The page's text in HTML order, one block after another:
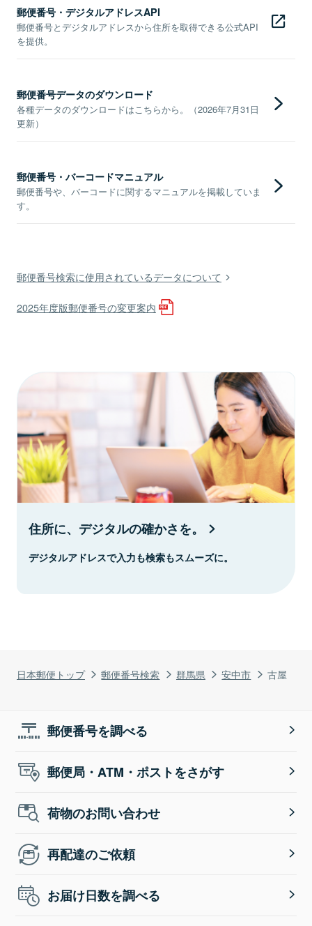
日本郵便トップ 郵便番号検索 群馬県 安中市 古屋
郵便番号・デジタルアドレスAPI
郵便番号とデジタルアドレスから住所を取得できる公式API
を提供。
郵便番号データのダウンロード
各種データのダウンロードはこちらから。（2026年7月31日
更新）
郵便番号・バーコードマニュアル
郵便番号や、バーコードに関するマニュアルを掲載していま
す。
郵便番号検索に使用されているデータについて
2025年度版郵便番号の変更案内
住所に、デジタルの確かさを。
デジタルアドレスで入力も検索もスムーズに。
郵便番号を調べる
郵便局・ATM・ポストをさがす
荷物のお問い合わせ
再配達のご依頼
お届け日数を調べる